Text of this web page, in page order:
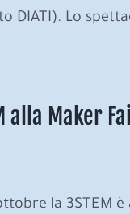
DIATI). Lo
alla Maker
la 3STEM è